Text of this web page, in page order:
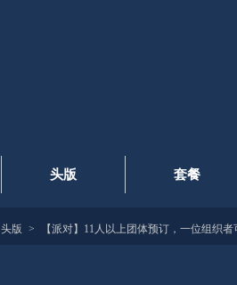
头版 套餐
头版 【派对】11人以上团体预订，一位组织者